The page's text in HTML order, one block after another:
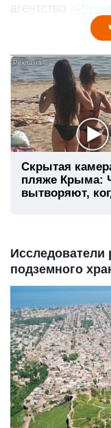
агентство
Скрытая
пляже Крыма:
вытворяют,
Исследователи
подземного